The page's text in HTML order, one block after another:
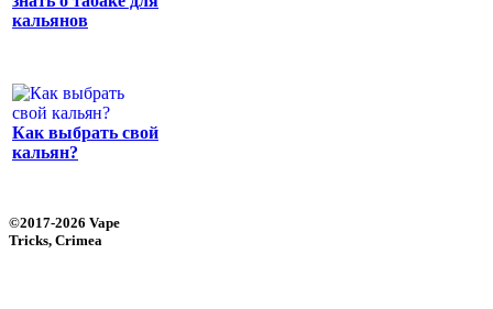
кальянов
Как выбрать свой
кальян?
©2017-2026 Vape
Tricks, Crimea